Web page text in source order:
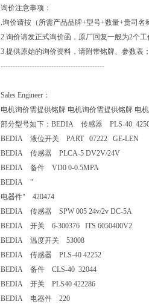
询价注意事项：
.询价请按（所需产品品牌+型号+数量+贵司名
2.询价请发正式询价函，原厂回复一般为2个工
3.提供原始的询价资料，请附带铭牌、参数表；
-------------------------------------------
Sales Engineer：
电机询价需提供铭牌 电机询价需提供铭牌 电
部分型号如下：BEDIA 传感器 PLS-40
BEDIA 液位开关 PART 07222 GE-LEN
BEDIA 传感器 PLCA-5 DV2V/24V
BEDIA 备件 VD0 0-0.5MPA
BEDIA "
电器件" 420474
BEDIA 传感器 SPW 005 24v/2v DC-5A
BEDIA 开关 6-300376 ITS 6050400V2
BEDIA 温度开关 53008
BEDIA 传感器 PLS-40 42252
BEDIA 备件 CLS-40 32044
BEDIA 开关 PLS40 422286
BEDIA 电器件 220